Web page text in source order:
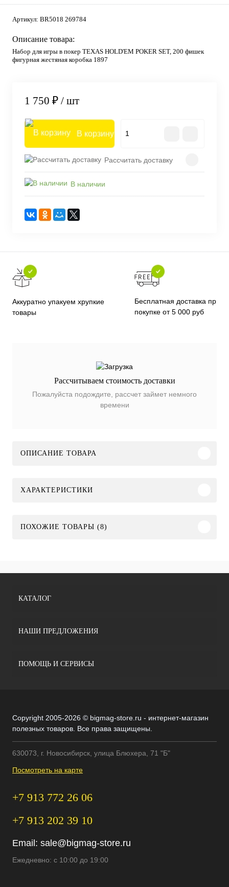
Артикул: BR5018 269784
Описание товара:
Набор для игры в покер TEXAS HOLD'EM POKER SET, 200 фишек
фигурная жестяная коробка 1897
1 750 ₽ / шт
В корзину
Рассчитать доставку
В наличии
Аккуратно упакуем хрупкие
товары
Бесплатная доставка при
покупке от 5 000 руб
Рассчитываем стоимость доставки
Пожалуйста подождите, рассчет займет немного
времени
ОПИСАНИЕ ТОВАРА
ХАРАКТЕРИСТИКИ
ПОХОЖИЕ ТОВАРЫ (8)
КАТАЛОГ
НАШИ ПРЕДЛОЖЕНИЯ
ПОМОЩЬ И СЕРВИСЫ
Copyright 2005-2026 © bigmag-store.ru - интернет-магазин
полезных товаров. Все права защищены.
630073, г. Новосибирск, улица Блюхера, 71 "Б"
Посмотреть на карте
+7 913 772 26 06
+7 913 202 39 10
Email: sale@bigmag-store.ru
Ежедневно: с 10:00 до 19:00